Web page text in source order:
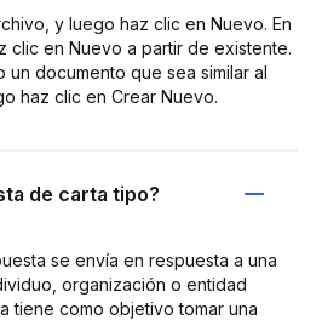
y luego haz clic en Nuevo. En
clic en Nuevo a partir de existente.
un documento que sea similar al
haz clic en Crear Nuevo.
de carta tipo?
se envía en respuesta a una
organización o entidad
tiene como objetivo tomar una